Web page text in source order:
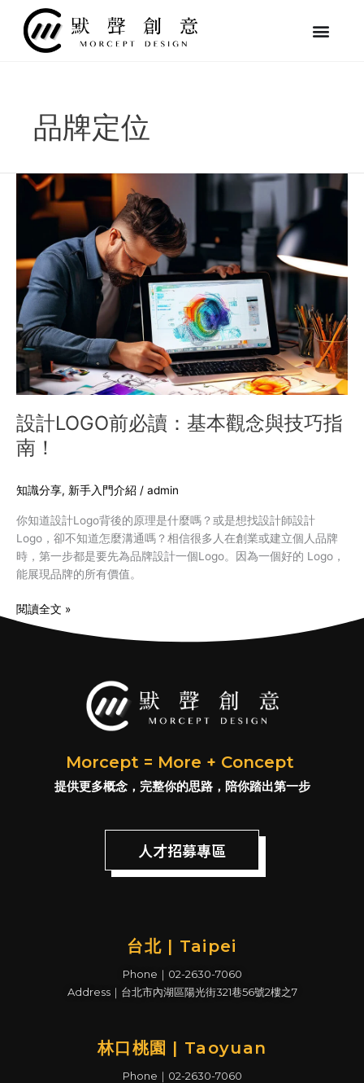
品牌定位
設計LOGO前必讀：基本觀念與技巧指
南！
知識分享, 新手入門介紹 / admin
你知道設計Logo背後的原理是什麼嗎？或是想找設計師設計
Logo，卻不知道怎麼溝通嗎？相信很多人在創業或建立個人品牌
時，第一步都是要先為品牌設計一個Logo。因為一個好的 Logo，
能展現品牌的所有價值。
設
LOGO
讀：
基
本
觀
念
與
巧
指
南！
閱讀全文 »
Morcept = More + Concept
提供更多概念，完整你的思路，陪你踏出第一步
人才招募專區
台北 | Taipei
Phone｜02-2630-7060
Address｜台北市內湖區陽光街321巷56號2樓之7
林口桃園 | Taoyuan
Phone｜02-2630-7060